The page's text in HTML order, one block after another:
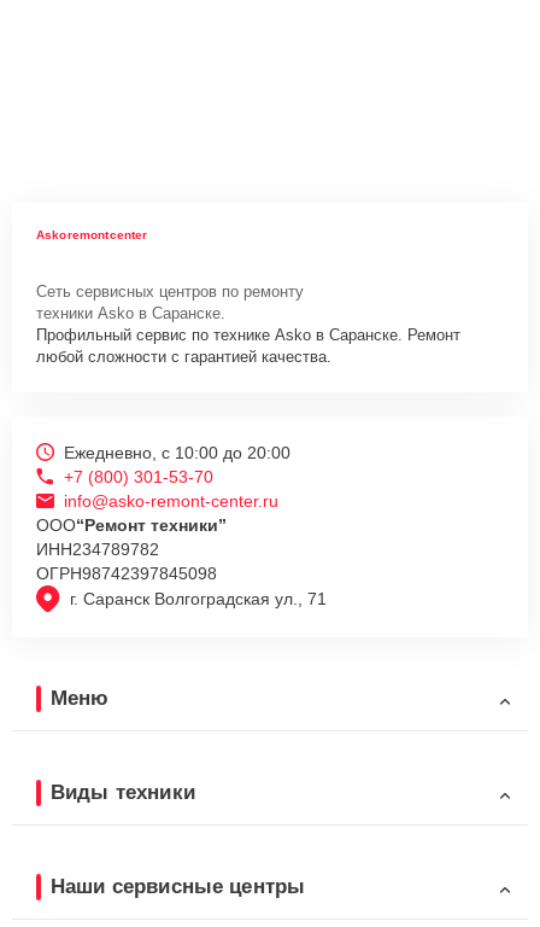
Askoremontcenter
Сеть сервисных центров по ремонту
техники Asko в Саранске.
Профильный сервис по технике Asko в Саранске. Ремонт
любой сложности с гарантией качества.
г. Саранск Волгоградская ул., 71
Ежедневно, с 10:00 до 20:00
+7 (800) 301-53-70
info@asko-remont-center.ru
ООО“Ремонт техники”
ИНН234789782
ОГРН98742397845098
Меню
Виды техники
Наши сервисные центры